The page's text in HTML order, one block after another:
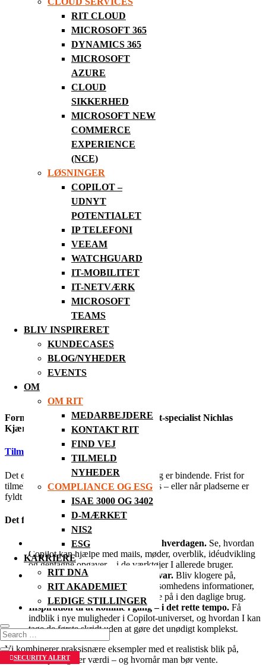
RIT CLOUD
MICROSOFT 365
DYNAMICS 365
MICROSOFT
AZURE
CLOUD
SIKKERHED
MICROSOFT NEW
COMMERCE
EXPERIENCE
(NCE)
LØSNINGER
COPILOT –
UDNYT
POTENTIALET
IP TELEFONI
VEEAM
WATCHGUARD
IT-MOBILITET
IT-NETVÆRK
MICROSOFT
TEAMS
BLIV INSPIRERET
KUNDECASES
BLOG/NYHEDER
EVENTS
OM
OM RIT
MEDARBEJDERE
KONTAKT RIT
FIND VEJ
TILMELD
NYHEDER
COMPLIANCE OG ESG
ISAE 3000 OG 3402
D-MÆRKET
NIS2
ESG
KARRIERE
RIT DNA
RIT AKADEMIET
LEDIGE STILLINGER
SECURITY ALERT
Formiddagens oplægsholder er Copilot-specialist Nichlas
Kjærulff fra ALSO.
Tilmeld dig her!
Det er gratis at deltage, men din tilmelding er bindende. Frist for
tilmelding er senest mandag den 23. marts – eller når pladserne er
fyldt op.
Det får du med
Konkrete eksempler på Copilot i hverdagen. Se, hvordan
Copilot kan hjælpe med mails, møder, overblik, idéudvikling
og gentagne opgaver – i de værktøjer I allerede bruger.
Tryghed i forhold til data og ansvar. Bliv klogere på,
hvordan Copilot arbejder med virksomhedens informationer,
og hvad I skal være opmærksomme på i den daglige brug.
Inspiration til at komme i gang – i det rette tempo. Få
indblik i nye muligheder i Copilot-universet, og hvordan I kan
tage de første skridt uden at gøre det unødigt komplekst.
Vi kombinerer praksisnære eksempler med et realistisk blik på,
hvornår Copilot giver værdi – og hvornår man bør vente.